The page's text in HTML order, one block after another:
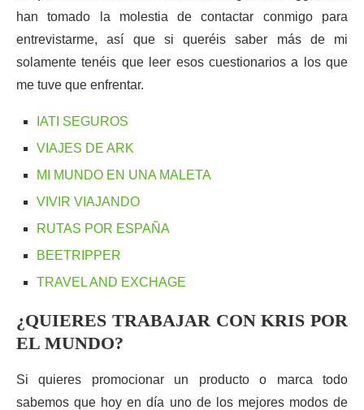
han tomado la molestia de contactar conmigo para
entrevistarme, así que si queréis saber más de mi
solamente tenéis que leer esos cuestionarios a los que
me tuve que enfrentar.
IATI SEGUROS
VIAJES DE ARK
MI MUNDO EN UNA MALETA
VIVIR VIAJANDO
RUTAS POR ESPAÑA
BEETRIPPER
TRAVEL AND EXCHAGE
¿QUIERES TRABAJAR CON KRIS POR
EL MUNDO?
Si quieres promocionar un producto o marca todo
sabemos que hoy en día uno de los mejores modos de